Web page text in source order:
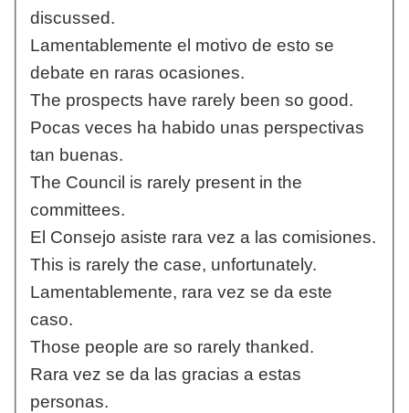
discussed.
Lamentablemente el motivo de esto se
debate en raras ocasiones.
The prospects have rarely been so good.
Pocas veces ha habido unas perspectivas
tan buenas.
The Council is rarely present in the
committees.
El Consejo asiste rara vez a las comisiones.
This is rarely the case, unfortunately.
Lamentablemente, rara vez se da este
caso.
Those people are so rarely thanked.
Rara vez se da las gracias a estas
personas.